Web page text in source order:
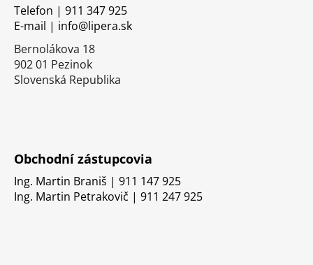
Telefon | 911 347 925
E-mail | info@lipera.sk
Bernolákova 18
902 01 Pezinok
Slovenská Republika
Obchodní zástupcovia
Ing. Martin Braniš | 911 147 925
Ing. Martin Petrakovič | 911 247 925